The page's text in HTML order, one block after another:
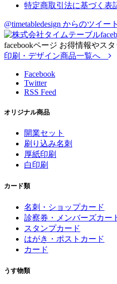
特定商取引法に基づく表
@timetabledesign からのツイート
facebookページ お得情報やス
印刷・デザイン商品一覧へ
Facebook
Twitter
RSS Feed
オリジナル商品
開業セット
刷り込み名刺
厚紙印刷
白印刷
カード類
名刺・ショップカード
診察券・メンバーズカー
スタンプカード
はがき・ポストカード
カード
うす物類